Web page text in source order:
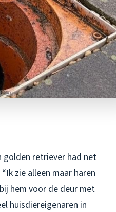
golden retriever had net
zie alleen maar haren
hem voor de deur met
huisdiereigenaren in